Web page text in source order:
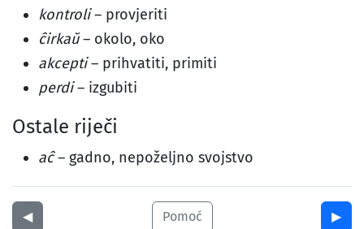
kontroli– provjeriti
ĉirkaŭ– okolo, oko
akcepti– prihvatiti, primiti
perdi– izgubiti
Ostale riječi
aĉ– gadno, nepoželjno svojstvo
◀︎ Pomoć ▶︎